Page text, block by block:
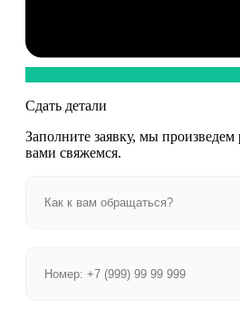
Сдать детали
Заполните заявку, мы произведем
вами свяжемся.